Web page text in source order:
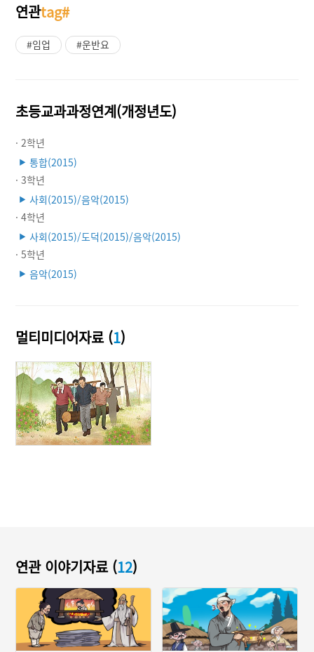
연관tag#
#임업 #운반요
초등교과과정연계(개정년도)
· 2학년
▶ 통합(2015)
· 3학년
▶ 사회(2015)/음악(2015)
· 4학년
▶ 사회(2015)/도덕(2015)/음악(2015)
· 5학년
▶ 음악(2015)
멀티미디어자료 (1)
연관 이야기자료 (12)